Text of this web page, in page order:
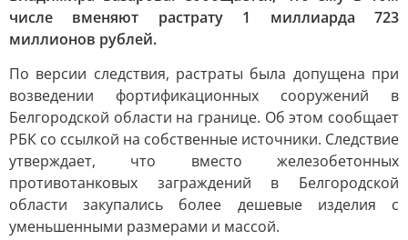
числе вменяют растрату 1 миллиарда 723
миллионов рублей.
По версии следствия, растраты была допущена при
возведении фортификационных сооружений в
Белгородской области на границе. Об этом сообщает
РБК со ссылкой на собственные источники. Следствие
утверждает, что вместо железобетонных
противотанковых заграждений в Белгородской
области закупались более дешевые изделия с
уменьшенными размерами и массой.